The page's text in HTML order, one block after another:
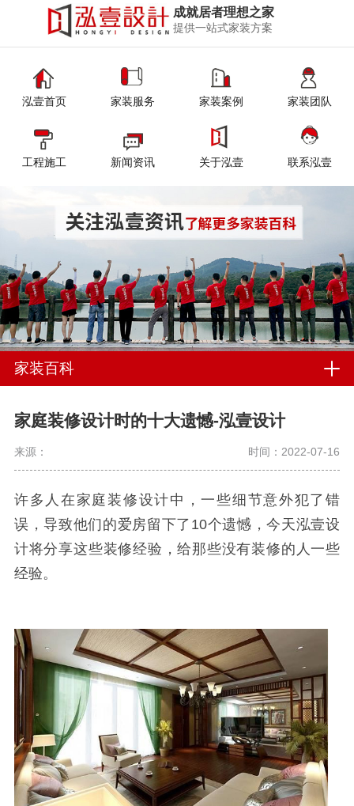
成就居者理想之家
提供一站式家装方案
泓壹首页 家装服务 家装案例 家装团队
工程施工 新闻资讯 关于泓壹 联系泓壹
家装百科
家庭装修设计时的十大遗憾-泓壹设计
来源： 时间：2022-07-16
许多人在家庭装修设计中，一些细节意外犯了错
误，导致他们的爱房留下了10个遗憾，今天泓壹设
计将分享这些装修经验，给那些没有装修的人一些
经验。